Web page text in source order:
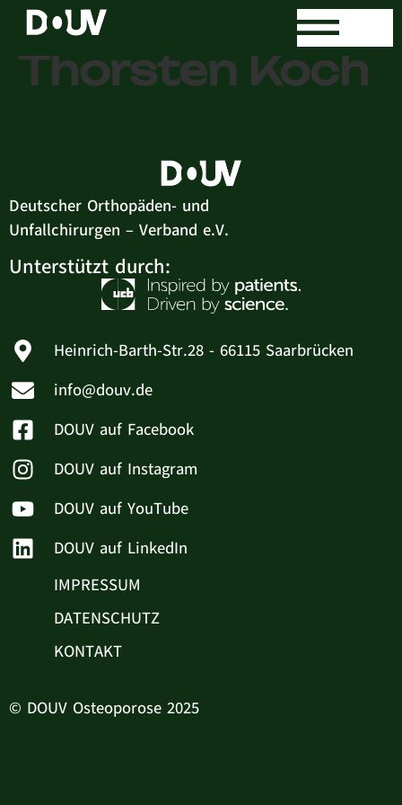
Dr. med.
Thorsten Koch
Deutscher Orthopäden- und
Unfallchirurgen – Verband e.V.
Unterstützt durch:
Heinrich-Barth-Str.28 - 66115 Saarbrücken
info@douv.de
DOUV auf Facebook
DOUV auf Instagram
DOUV auf YouTube
DOUV auf LinkedIn
IMPRESSUM
DATENSCHUTZ
KONTAKT
© DOUV Osteoporose 2025